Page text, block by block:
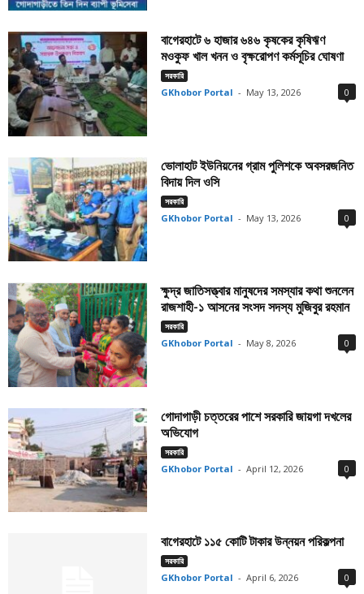
বাগেরহাটে ৬ হাজার ৬৪৬ কৃষকের কৃষিঋণ
মওকুফ খাল খনন ও বৃক্ষরোপণ কর্মসূচির ঘোষণা
সরকারি
GKhobor Portal - May 13, 2026 0
ভোলাহাট ইউনিয়নের গ্রাম পুলিশকে অবসরজনিত
বিদায় দিল ওসি
সরকারি
GKhobor Portal - May 13, 2026 0
ক্ষুদ্র জাতিসত্ত্বার মানুষদের সমস্যার কথা শুনলেন
রাজশাহী-১ আসনের সংসদ সদস্য মুজিবুর রহমান
সরকারি
GKhobor Portal - May 8, 2026 0
গোদাগাড়ী চত্তরের পাশে সরকারি জায়গা দখলের
অভিযোগ
সরকারি
GKhobor Portal - April 12, 2026 0
বাগেরহাটে ১১৫ কোটি টাকার উন্নয়ন পরিকল্পনা
সরকারি
GKhobor Portal - April 6, 2026 0